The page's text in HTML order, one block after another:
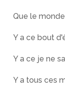
Que le
Y a ce bout
Y a ce je ne
Y a tous ces